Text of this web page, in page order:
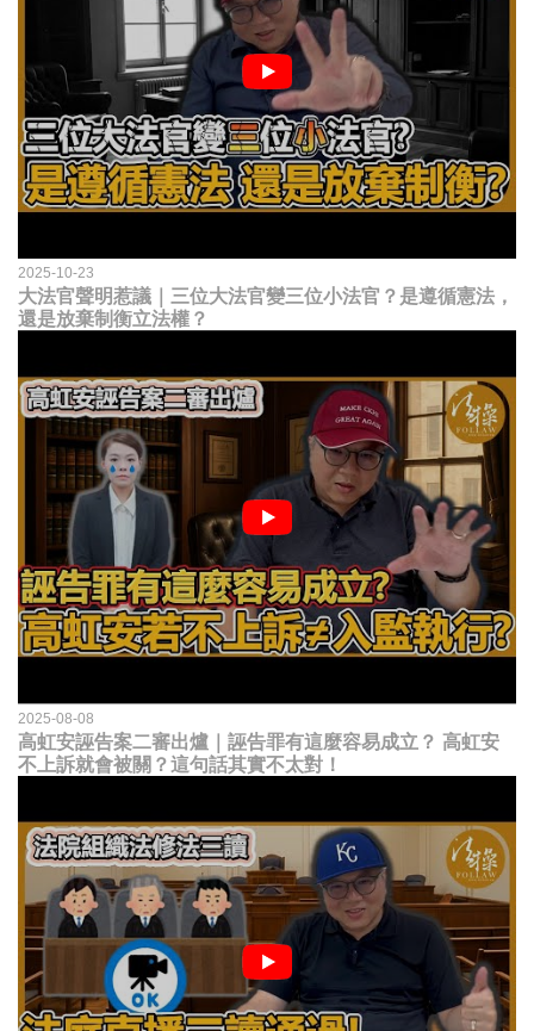
2025-10-23
大法官聲明惹議｜三位大法官變三位小法官？是遵循憲法，
還是放棄制衡立法權？
2025-08-08
高虹安誣告案二審出爐｜誣告罪有這麼容易成立？ 高虹安
不上訴就會被關？這句話其實不太對！